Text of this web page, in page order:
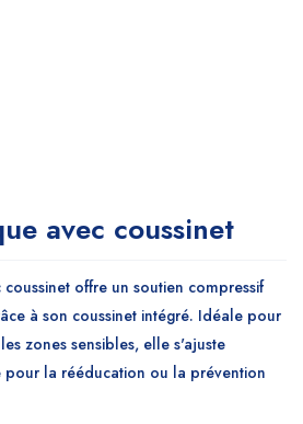
avec coussinet
offre un soutien compressif
à son coussinet intégré. Idéale pour
zones sensibles, elle s'ajuste
pour la rééducation ou la prévention